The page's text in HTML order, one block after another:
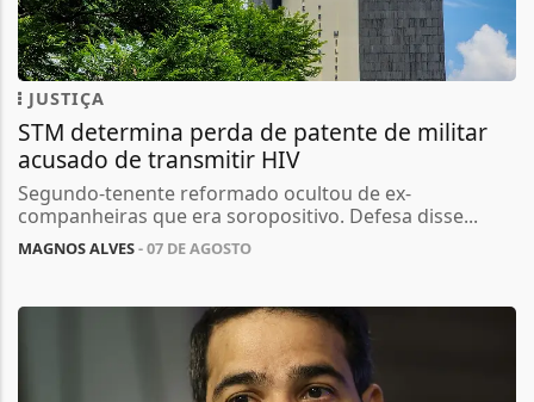
JUSTIÇA
STM determina perda de patente de militar
acusado de transmitir HIV
Segundo-tenente reformado ocultou de ex-
companheiras que era soropositivo. Defesa disse...
MAGNOS ALVES- 07 DE AGOSTO